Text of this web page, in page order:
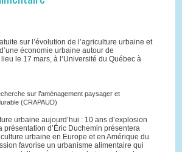
sur l’évolution de l’agriculture urbaine et
économie urbaine autour de
lieu le 17 mars, à l’Université du Québec à
sur l’aménagement paysager et
(CRAPAUD)
urbaine aujourd’hui : 10 ans d’explosion
présentation d’Éric Duchemin présentera
urbaine en Europe et en Amérique du
favorise un urbanisme alimentaire qui